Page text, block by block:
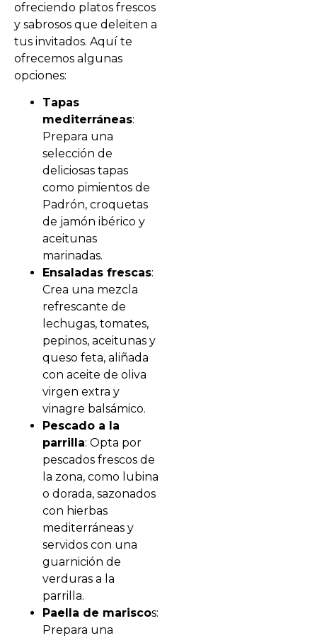
ofreciendo platos frescos
y sabrosos que deleiten a
tus invitados. Aquí te
ofrecemos algunas
opciones:
Tapas
mediterráneas:
Prepara una
selección de
deliciosas tapas
como pimientos de
Padrón, croquetas
de jamón ibérico y
aceitunas
marinadas.
Ensaladas frescas:
Crea una mezcla
refrescante de
lechugas, tomates,
pepinos, aceitunas y
queso feta, aliñada
con aceite de oliva
virgen extra y
vinagre balsámico.
Pescado a la
parrilla: Opta por
pescados frescos de
la zona, como lubina
o dorada, sazonados
con hierbas
mediterráneas y
servidos con una
guarnición de
verduras a la
parrilla.
Paella de mariscos:
Prepara una